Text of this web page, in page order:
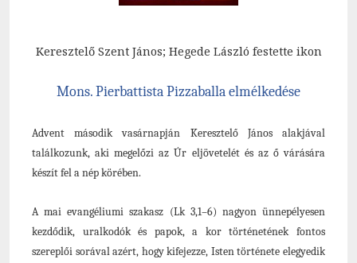
Keresztelő Szent János; Hegede László festette ikon
Mons. Pierbattista Pizzaballa elmélkedése
Advent második vasárnapján Keresztelő János alakjával
találkozunk, aki megelőzi az Úr eljövetelét és az ő várására
készít fel a nép körében.
A mai evangéliumi szakasz (Lk 3,1–6) nagyon ünnepélyesen
kezdődik, uralkodók és papok, a kor történetének fontos
szereplői sorával azért, hogy kifejezze, Isten története elegyedik